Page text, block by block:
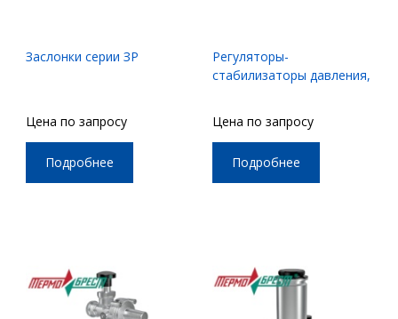
Заслонки серии ЗР
Цена по запросу
Подробнее
Регуляторы-
стабилизаторы давления,
Цена по запросу
Подробнее